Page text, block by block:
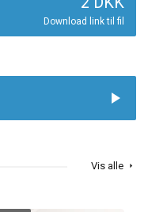
Download link til fil
play_arrow
Vis alle arrow_right